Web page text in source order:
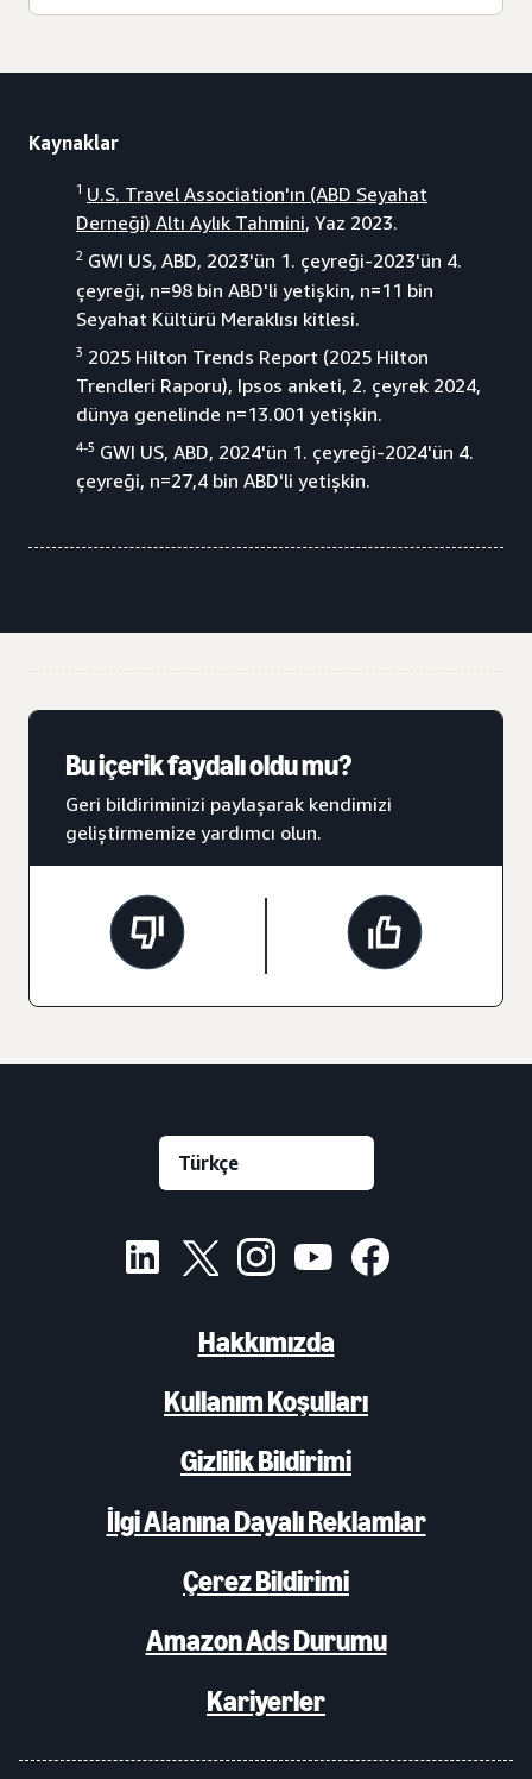
Kaynaklar
1 U.S. Travel Association'ın (ABD Seyahat
Derneği) Altı Aylık Tahmini, Yaz 2023.
2 GWI US, ABD, 2023'ün 1. çeyreği-2023'ün 4.
çeyreği, n=98 bin ABD'li yetişkin, n=11 bin
Seyahat Kültürü Meraklısı kitlesi.
3 2025 Hilton Trends Report (2025 Hilton
Trendleri Raporu), Ipsos anketi, 2. çeyrek 2024,
dünya genelinde n=13.001 yetişkin.
4-5 GWI US, ABD, 2024'ün 1. çeyreği-2024'ün 4.
çeyreği, n=27,4 bin ABD'li yetişkin.
Bu içerik faydalı oldu mu?
Geri bildiriminizi paylaşarak kendimizi
geliştirmemize yardımcı olun.
Hakkımızda
Kullanım Koşulları
Gizlilik Bildirimi
İlgi Alanına Dayalı Reklamlar
Çerez Bildirimi
Amazon Ads Durumu
Kariyerler